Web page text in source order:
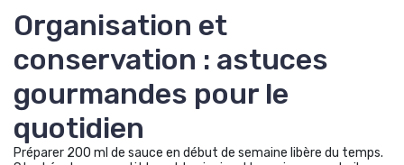
Organisation et
conservation : astuces
gourmandes pour le
quotidien
Préparer 200 ml de sauce en début de semaine libère du temps.